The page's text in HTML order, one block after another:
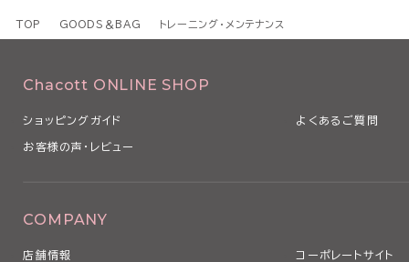
TOP GOODS＆BAG トレーニング・メンテナンス
Chacott ONLINE SHOP
ショッピングガイド よくあるご質問
お客様の声・レビュー
COMPANY
店舗情報 コーポレートサイト